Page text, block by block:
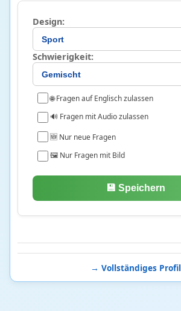
Design:
Schwierigkeit:
🌐 Fragen auf Englisch zulassen
🔊 Fragen mit Audio zulassen
🆕 Nur neue Fragen
🖼️ Nur Fragen mit Bild
💾 Speichern
→ Vollständiges Profil